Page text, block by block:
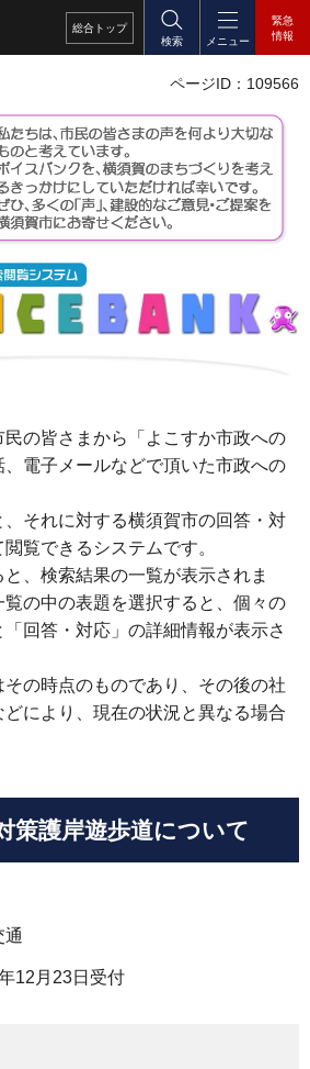
総合 トップ
検索
メニュー
緊急
情報
ページID：109566
の皆さまから「よこすか市政への
電子メールなどで頂いた市政への
それに対する横須賀市の回答・対
覧できるシステムです。
、検索結果の一覧が表示されま
の中の表題を選択すると、個々の
「回答・対応」の詳細情報が表示さ
の時点のものであり、その後の社
により、現在の状況と異なる場合
策護岸遊歩道について
通
12月23日受付